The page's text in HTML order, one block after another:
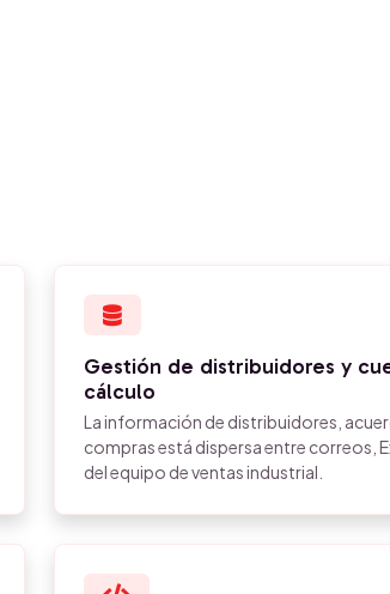
Gestión de distribuidores y
cálculo
La información de distribuidores,
compras está dispersa entre correos,
del equipo de ventas industrial.